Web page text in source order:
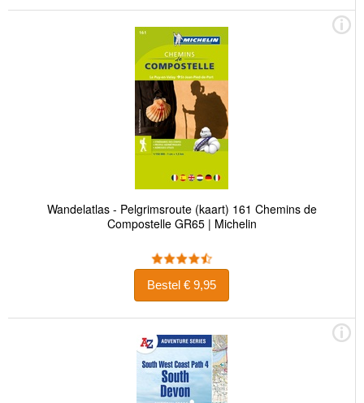
Wandelatlas - Pelgrimsroute (kaart) 161 Chemins de
Compostelle GR65 | Michelin
Bestel € 9,95